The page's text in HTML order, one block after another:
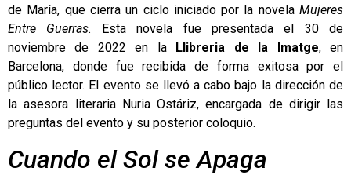
de María, que cierra un ciclo iniciado por la novelaMujeres
Entre Guerras. Esta novela fue presentada el 30 de
noviembre de 2022 en la
Llibreria de la Imatge,
en
Barcelona, donde fue recibida de forma exitosa por el
público lector. El evento se llevó a cabo bajo la dirección de
la asesora literaria Nuria Ostáriz, encargada de dirigir las
preguntas del evento y su posterior coloquio.
Cuando el Sol se Apaga